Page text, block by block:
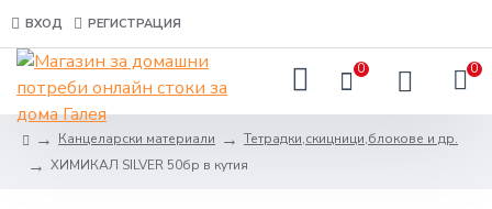
ВХОД РЕГИСТРАЦИЯ
0 0
Канцеларски материали
Тетрадки,скицници,блокове и др.
ХИМИКАЛ SILVER 50бр в кутия